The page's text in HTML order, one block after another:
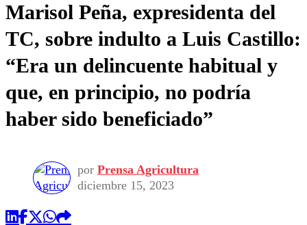
Frecuencias
Agricultura TV
Deportes
Colo Colo
Motor
Otros Deportes
Seleccion Chilena
Universidad Católica
Universidad de Chile
Entretención
Noticias
Dato Practico
Economía
Política
Sustentabilidad
Vida Social
Publicaciones en medios
Comercial
Marisol Peña, expresidenta del
TC, sobre indulto a Luis Castillo:
“Era un delincuente habitual y
que, en principio, no podría
haber sido beneficiado”
por Prensa Agricultura
diciembre 15, 2023